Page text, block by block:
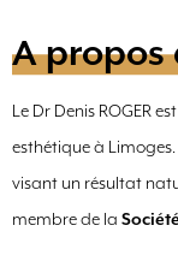
A propos
Le Dr Denis ROGER
esthétique à
visant un résultat
membre de la